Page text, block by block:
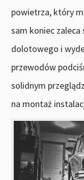
powietrza, który
sam koniec
dolotowego i
przewodów
solidnym
na montaż